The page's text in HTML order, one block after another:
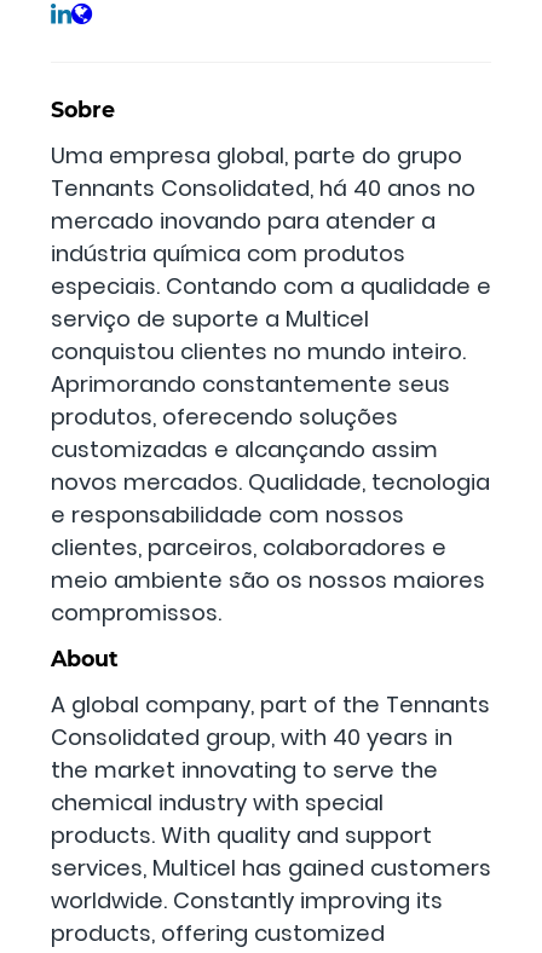
Sobre
Uma empresa global, parte do grupo
Tennants Consolidated, há 40 anos no
mercado inovando para atender a
indústria química com produtos
especiais. Contando com a qualidade e
serviço de suporte a Multicel
conquistou clientes no mundo inteiro.
Aprimorando constantemente seus
produtos, oferecendo soluções
customizadas e alcançando assim
novos mercados. Qualidade, tecnologia
e responsabilidade com nossos
clientes, parceiros, colaboradores e
meio ambiente são os nossos maiores
compromissos.
About
A global company, part of the Tennants
Consolidated group, with 40 years in
the market innovating to serve the
chemical industry with special
products. With quality and support
services, Multicel has gained customers
worldwide. Constantly improving its
products, offering customized